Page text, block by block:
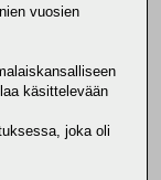
vuosien
käsittelevään
joka oli